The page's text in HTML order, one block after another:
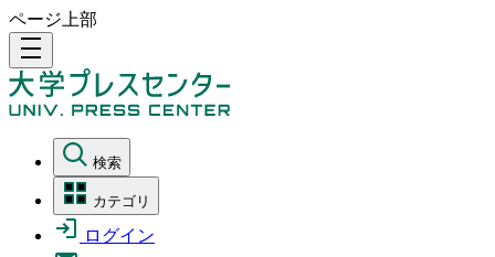
ページ上部
density_medium
検索
カテゴリ
ログイン